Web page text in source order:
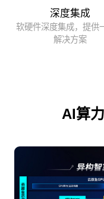
深度集成
软硬件深度集成，提供
解决方案
AI算